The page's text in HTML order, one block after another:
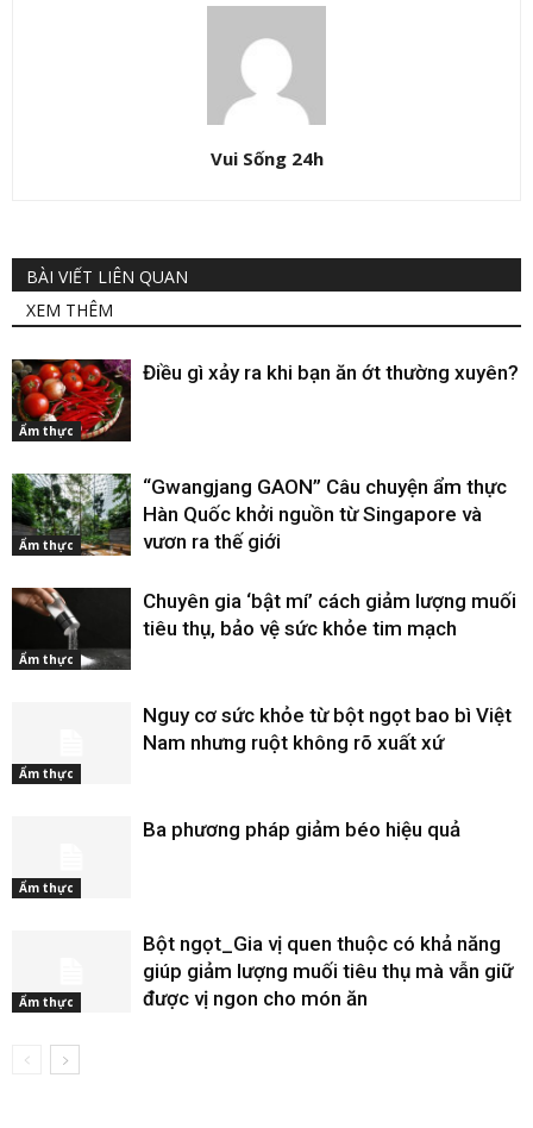
Vui Sống 24h
BÀI VIẾT LIÊN QUAN
XEM THÊM
Ẩm thực
Điều gì xảy ra khi bạn ăn ớt thường xuyên?
Ẩm thực
“Gwangjang GAON” Câu chuyện ẩm thực
Hàn Quốc khởi nguồn từ Singapore và
vươn ra thế giới
Ẩm thực
Chuyên gia ‘bật mí’ cách giảm lượng muối
tiêu thụ, bảo vệ sức khỏe tim mạch
Ẩm thực
Nguy cơ sức khỏe từ bột ngọt bao bì Việt
Nam nhưng ruột không rõ xuất xứ
Ẩm thực
Ba phương pháp giảm béo hiệu quả
Ẩm thực
Bột ngọt_Gia vị quen thuộc có khả năng
giúp giảm lượng muối tiêu thụ mà vẫn giữ
được vị ngon cho món ăn